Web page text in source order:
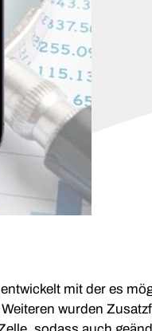
mit der es
wurden